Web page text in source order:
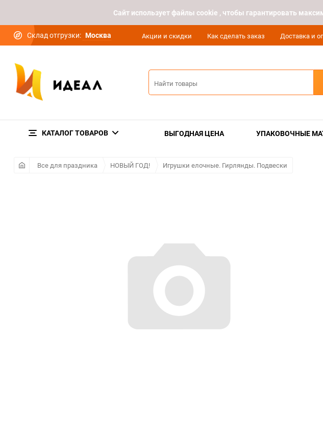
Cайт использует файлы cookie , чтобы гарантировать
Склад отгрузки: Москва Акции и скидки Как сделать заказ Доставка и
КАТАЛОГ ТОВАРОВ ВЫГОДНАЯ ЦЕНА УПАКОВОЧНЫЕ
Все для праздника НОВЫЙ ГОД! Игрушки елочные. Гирлянды. Подвески